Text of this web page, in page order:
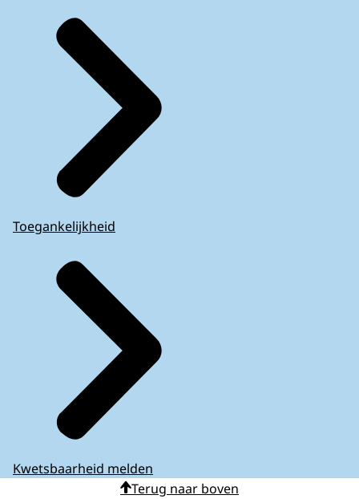
Toegankelijkheid
Kwetsbaarheid melden
Terug naar boven